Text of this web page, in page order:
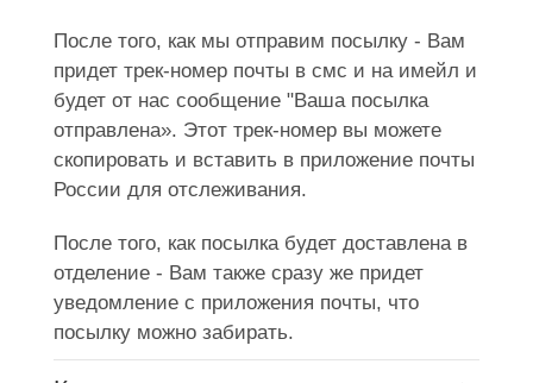
После того, как мы отправим посылку - Вам
придет трек-номер почты в смс и на имейл и
будет от нас сообщение "Ваша посылка
отправлена». Этот трек-номер вы можете
скопировать и вставить в приложение почты
России для отслеживания.
После того, как посылка будет доставлена в
отделение - Вам также сразу же придет
уведомление с приложения почты, что
посылку можно забирать.